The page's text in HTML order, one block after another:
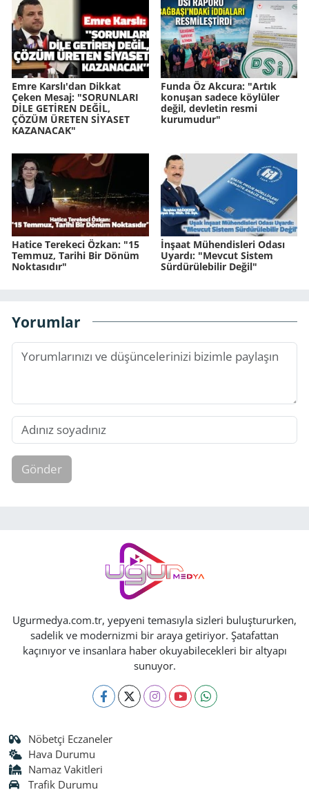
Emre Karslı'dan Dikkat
Çeken Mesaj: "SORUNLARI
DİLE GETİREN DEĞİL,
ÇÖZÜM ÜRETEN SİYASET
KAZANACAK"
Funda Öz Akcura: "Artık
konuşan sadece köylüler
değil, devletin resmi
kurumudur"
Hatice Terekeci Özkan: "15
Temmuz, Tarihi Bir Dönüm
Noktasıdır"
İnşaat Mühendisleri Odası
Uyardı: "Mevcut Sistem
Sürdürülebilir Değil"
Yorumlar
Gönder
Ugurmedya.com.tr, yepyeni temasıyla sizleri buluştururken,
sadelik ve modernizmi bir araya getiriyor. Şatafattan
kaçınıyor ve insanlara haber okuyabilecekleri bir altyapı
sunuyor.
Nöbetçi Eczaneler
Hava Durumu
Namaz Vakitleri
Trafik Durumu